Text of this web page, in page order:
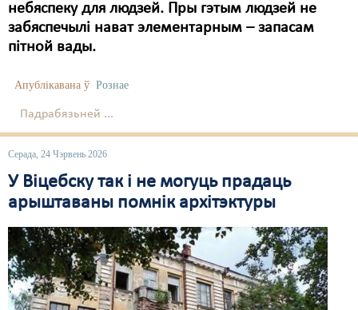
небяспеку для людзей. Пры гэтым людзей не
забяспечылі нават элементарным – запасам
пітной вады.
Апублікавана ў Рознае
Падрабязьней ...
Серада, 24 Чэрвень 2026
У Віцебску так і не могуць прадаць
арыштаваны помнік архітэктуры